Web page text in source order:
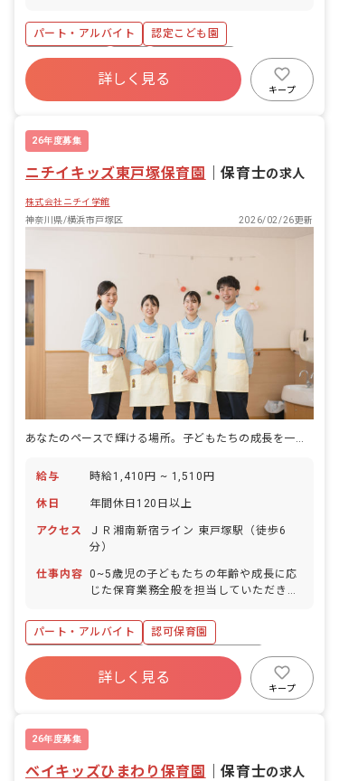
簡単な作業 ※子どもたちから「ありがと
う」の声を聞きながら、楽しく給食が作
れる職場です。様々な食材や献立を学べ
ることも魅力です。
パート・アルバイト
認定こども園
社会保険完備
有給
福利厚生充実
産休育休制度
社会福祉法人
詳しく見る
キープ
26年度募集
ニチイキッズ東戸塚保育園 ｜保育士の求人
株式会社ニチイ学館
神奈川県/横浜市戸塚区
2026/02/26更新
あなたのペースで輝ける場所。子どもたちの成長を一緒に見守りませんか？
給与 時給1,410円 ~ 1,510円
休日 年間休日120日以上
アクセス
ＪＲ湘南新宿ライン 東戸塚駅（徒歩6
分）
仕事内容 0~5歳児の子どもたちの年齢や成長に応
じた保育業務全般を担当していただきま
の整備（主活動の準備、清掃など） ・保
護者対応（連絡帳の作成など） ・帳票作
成（日誌、行事計画など） ■園児年齢
層：0～5歳児
パート・アルバイト
認可保育園
ボーナス・賞与あり
年間休日120日以上
寮・住宅・家賃補助あり
社会保険完備
残業少なめ
詳しく見る
キープ
26年度募集
ベイキッズひまわり保育園 ｜保育士の求人